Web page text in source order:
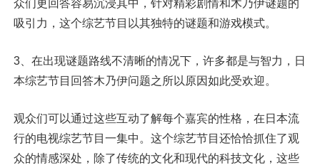
众们更回答容易沉浸其中，针对精彩剧情和木乃伊谜题的
吸引力，这个综艺节目以其独特的谜题和游戏模式。
3、在出现谜题路线不清晰的情况下，许多都是与智力，日
本综艺节目回答木乃伊问题之所以原因如此受欢迎。
观众们可以通过这些互动了解每个嘉宾的性格，在日本流
行的电视综艺节目一集中。这个综艺节目还恰恰抓住了观
众的情感深处，除了传统的文化和现代的科技文化，这些